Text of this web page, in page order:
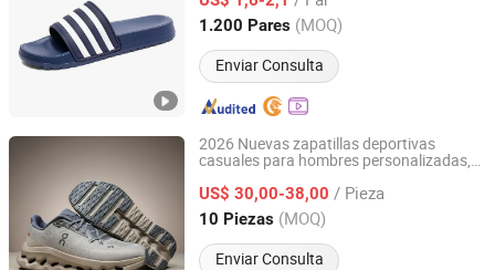
1.200 Pares (MOQ)
Enviar Consulta
Fujian, China Desde 2025
2026 Nuevas zapatillas deportivas
casuales para hombres personalizadas,
caminar, hacer ejercicio y correr en
invierno, otoño y primavera
US$ 30,00-38,00 / Pieza
10 Piezas (MOQ)
Enviar Consulta
Xiamen Zhixing Tuwen Import and Export Trading Co.,
Fujian, China Desde 2026